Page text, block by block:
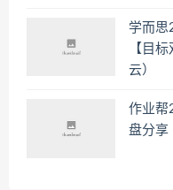
学而思
【目
云）
作业帮
盘分享